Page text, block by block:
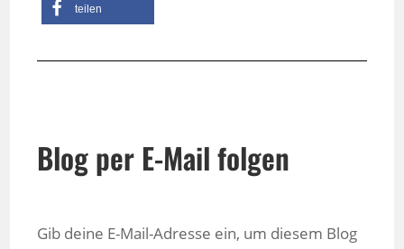
teilen
Blog per E-Mail folgen
Gib deine E-Mail-Adresse ein, um diesem Blog